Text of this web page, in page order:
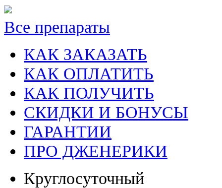
Все препараты
КАК ЗАКАЗАТЬ
КАК ОПЛАТИТЬ
КАК ПОЛУЧИТЬ
СКИДКИ И БОНУСЫ
ГАРАНТИИ
ПРО ДЖЕНЕРИКИ
Круглосуточный